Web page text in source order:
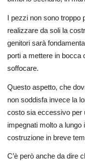
I pezzi non sono troppo
realizzare da soli la
genitori sarà
porti a mettere in bocca
soffocare.
Questo aspetto, che
non soddisfa invece la
costo sia eccessivo per
impegnati molto a
costruzione in breve
C’è però anche da dire